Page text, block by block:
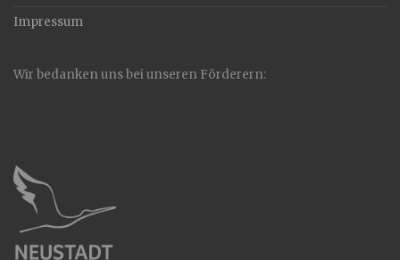
Impressum
Wir bedanken uns bei unseren Förderern: